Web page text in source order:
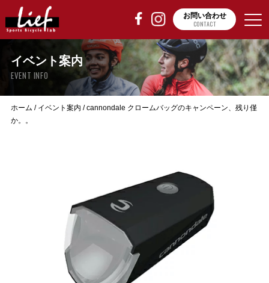
お問い合わせ
CONTACT
イベント案内
EVENT INFO
ホーム / イベント案内 /cannondale クロームバッグのキャンペーン、残り僅
か。。